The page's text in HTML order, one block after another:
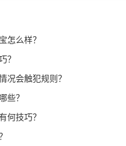
怎么样？
？
况会触犯规则？
些？
何技巧？